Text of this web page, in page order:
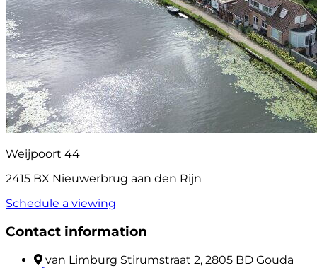
Weijpoort 44
2415 BX Nieuwerbrug aan den Rijn
Schedule a viewing
Contact information
van Limburg Stirumstraat 2, 2805 BD Gouda